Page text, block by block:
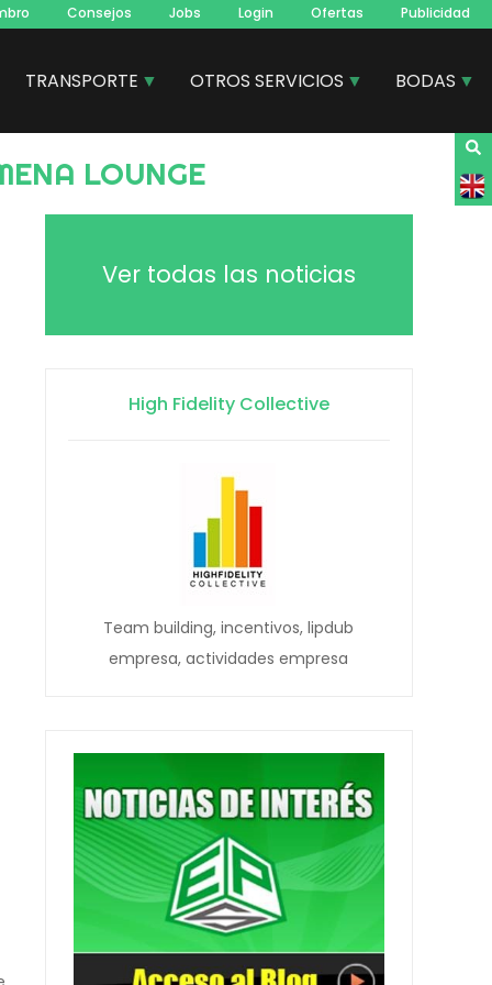
Consejos Jobs Login Ofertas Publicidad
TRANSPORTE OTROS SERVICIOS BODAS
LOUNGE
Ver todas las noticias
High Fidelity Collective
Team building, incentivos, lipdub
empresa, actividades empresa